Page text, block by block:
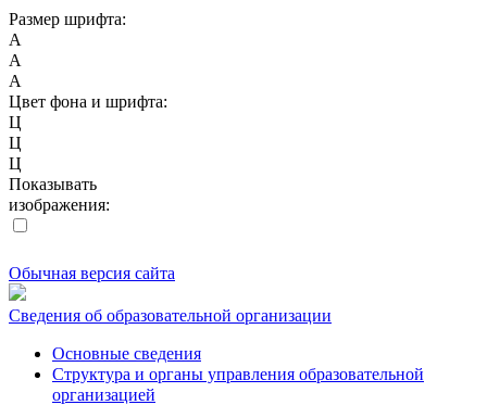
Размер шрифта:
A
A
A
Цвет фона и шрифта:
Ц
Ц
Ц
Показывать
изображения:
Обычная версия сайта
Сведения об образовательной организации
Основные сведения
Структура и органы управления образовательной
организацией